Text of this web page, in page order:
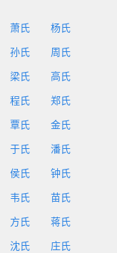
萧氏 杨氏
孙氏 周氏
梁氏 高氏
程氏 郑氏
覃氏 金氏
于氏 潘氏
侯氏 钟氏
韦氏 苗氏
方氏 蒋氏
沈氏 庄氏